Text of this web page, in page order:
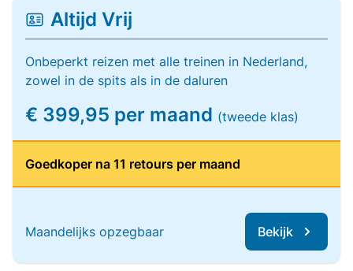
Altijd Vrij
Onbeperkt reizen met alle treinen in Nederland,
zowel in de spits als in de daluren
€ 399,95 per maand (tweede klas)
Goedkoper na 11 retours per maand
Maandelijks opzegbaar Bekijk